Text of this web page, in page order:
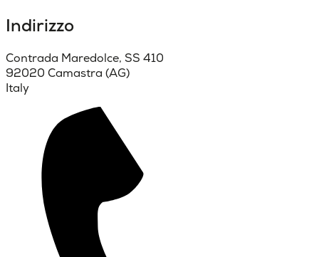
Indirizzo
Contrada Maredolce, SS 410
92020 Camastra (AG)
Italy